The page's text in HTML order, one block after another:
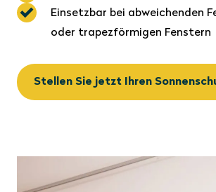
Einsetzbar bei abweichenden
oder trapezförmigen Fenstern
Stellen Sie jetzt Ihren